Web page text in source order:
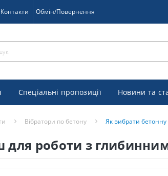
Контакти Обмін/Повернення
Спеціальні пропозиції Новини та
Вібратори по бетону Як вибрати
для роботи з